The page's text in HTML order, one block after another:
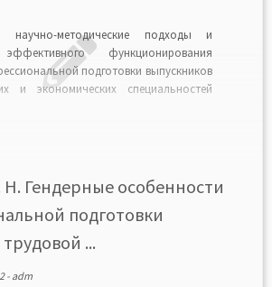
научно-методические подходы и
функционирования
подготовки выпускников
и экономических специальностей
Н. Гендерные особенности
подготовки
...
- adm